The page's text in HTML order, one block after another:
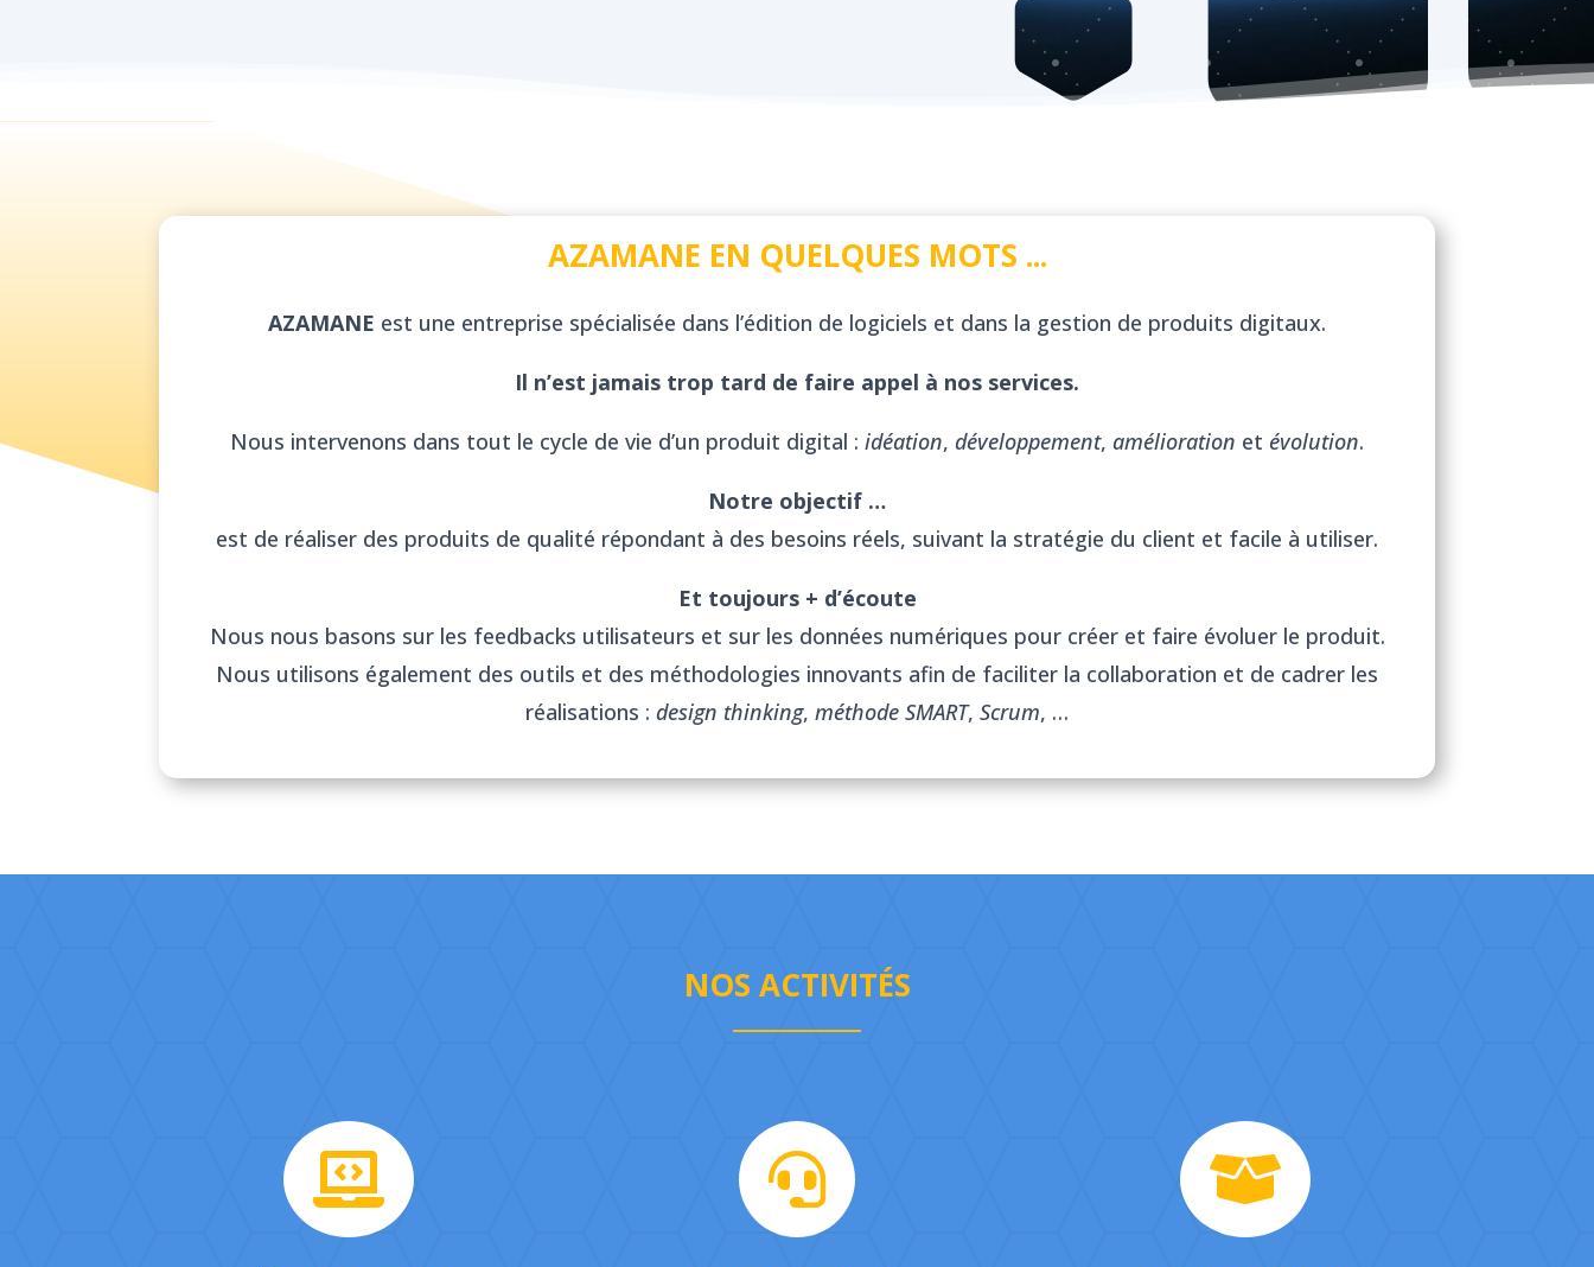
AZAMANE EN QUELQUES MOTS ...
AZAMANE est une entreprise spécialisée dans l’édition de logiciels et dans la gestion de produits digitaux.
Il n’est jamais trop tard de faire appel à nos services.
Nous intervenons dans tout le cycle de vie d’un produit digital : idéation, développement, amélioration et évolution.
Notre objectif …
est de réaliser des produits de qualité répondant à des besoins réels, suivant la stratégie du client et facile à utiliser.
Et toujours + d’écoute
Nous nous basons sur les feedbacks utilisateurs et sur les données numériques pour créer et faire évoluer le produit.
Nous utilisons également des outils et des méthodologies innovants afin de faciliter la collaboration et de cadrer les
réalisations : design thinking, méthode SMART, Scrum, …
NOS ACTIVITÉS
  